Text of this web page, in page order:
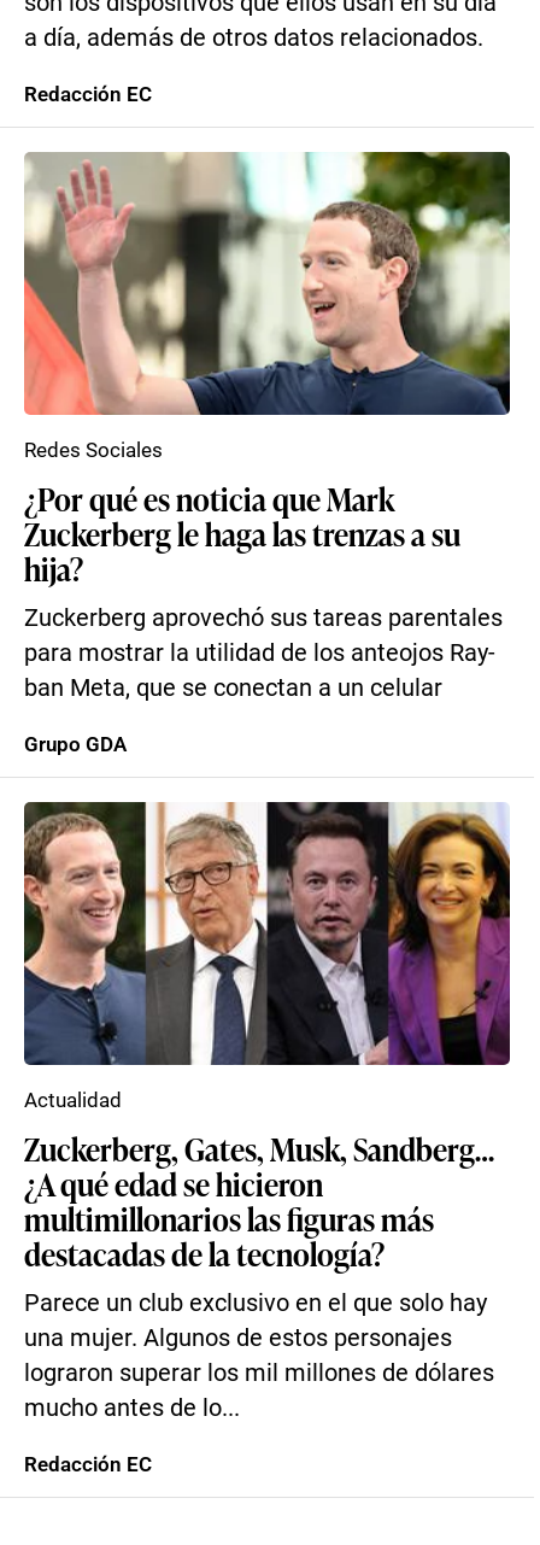
a día, además de otros datos relacionados.
Redacción EC
¿Por qué es noticia que Mark
Zuckerberg le haga las trenzas a su
hija?
Zuckerberg aprovechó sus tareas parentales
para mostrar la utilidad de los anteojos Ray-
ban Meta, que se conectan a un celular
Redes Sociales
Grupo GDA
Zuckerberg, Gates, Musk, Sandberg…
¿A qué edad se hicieron
multimillonarios las figuras más
destacadas de la tecnología?
Parece un club exclusivo en el que solo hay
una mujer. Algunos de estos personajes
lograron superar los mil millones de dólares
mucho antes de lo...
Actualidad
Redacción EC